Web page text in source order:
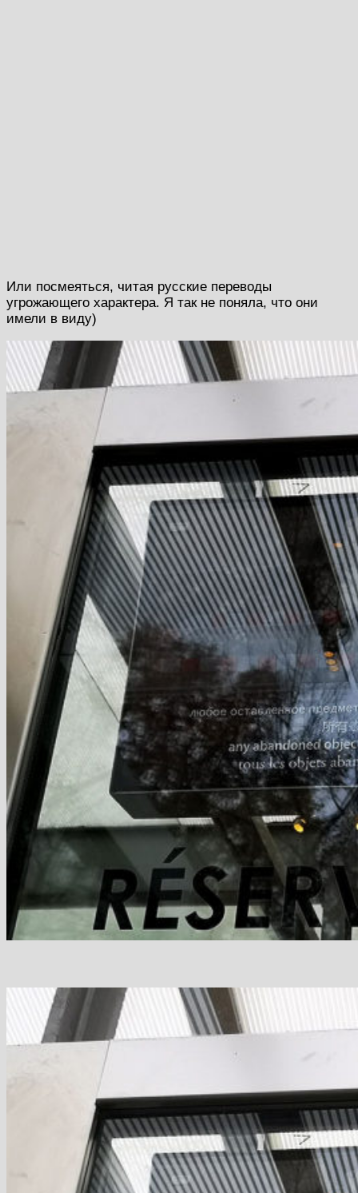
Или посмеяться, читая русские переводы
угрожающего характера. Я так не поняла, что они
имели в виду)